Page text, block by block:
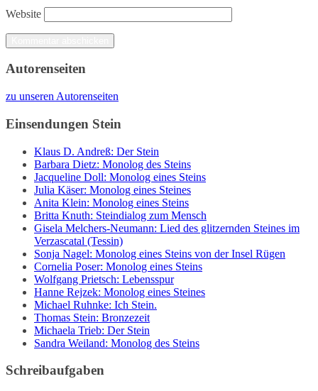
Website
Autorenseiten
zu unseren Autorenseiten
Einsendungen Stein
Klaus D. Andreß: Der Stein
Barbara Dietz: Monolog des Steins
Jacqueline Doll: Monolog eines Steins
Julia Käser: Monolog eines Steines
Anita Klein: Monolog eines Steins
Britta Knuth: Steindialog zum Mensch
Gisela Melchers-Neumann: Lied des glitzernden Steines im
Verzascatal (Tessin)
Sonja Nagel: Monolog eines Steins von der Insel Rügen
Cornelia Poser: Monolog eines Steins
Wolfgang Prietsch: Lebensspur
Hanne Rejzek: Monolog eines Steines
Michael Ruhnke: Ich Stein.
Thomas Stein: Bronzezeit
Michaela Trieb: Der Stein
Sandra Weiland: Monolog des Steins
Schreibaufgaben